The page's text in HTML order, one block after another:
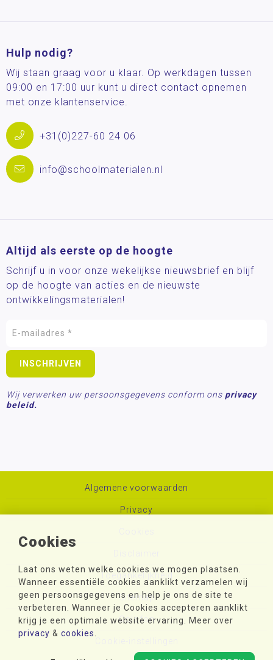
Cookies
Laat ons weten welke cookies we mogen plaatsen.
Wanneer essentiële cookies aanklikt verzamelen wij
geen persoonsgegevens en help je ons de site te
verbeteren. Wanneer je Cookies accepteren aanklikt
krijg je een optimale website ervaring. Meer over
privacy & cookies
Hulp nodig?
Wij staan graag voor u klaar. Op werkdagen tussen
09:00 en 17:00 uur kunt u direct contact opnemen
met onze klantenservice.
+31(0)227-60 24 06
info@schoolmaterialen.nl
Altijd als eerste op de hoogte
Schrijf u in voor onze wekelijkse nieuwsbrief en blijf
op de hoogte van acties en de nieuwste
ontwikkelingsmaterialen!
Wij verwerken uw persoonsgegevens conform ons privacy
beleid.
Algemene voorwaarden
Privacy
Toegankelijkheid
Sitemap
Colofon